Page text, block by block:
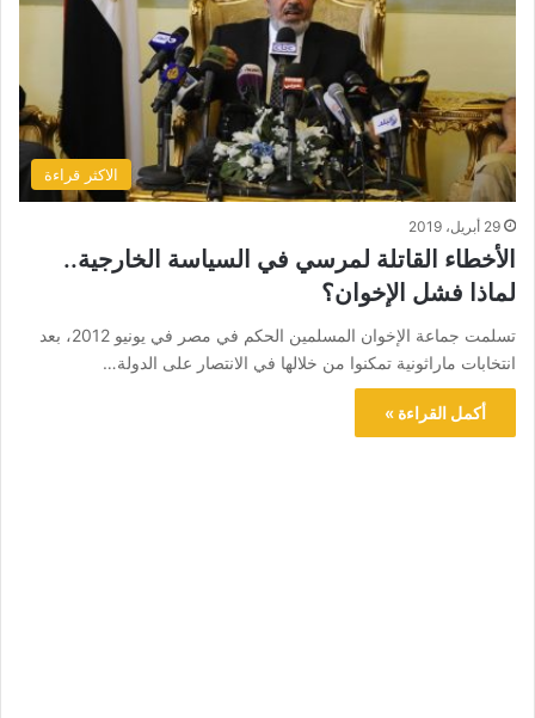
الاكثر قراءة
29 أبريل، 2019
الأخطاء القاتلة لمرسي في السياسة الخارجية..
لماذا فشل الإخوان؟
تسلمت جماعة الإخوان المسلمين الحكم في مصر في يونيو 2012، بعد
انتخابات ماراثونية تمكنوا من خلالها في الانتصار على الدولة…
أكمل القراءة »